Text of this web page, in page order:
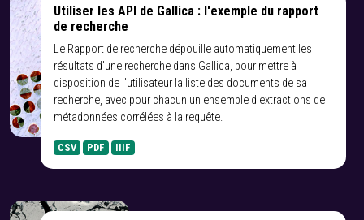
Utiliser les API de Gallica : l'exemple du rapport
de recherche
Le Rapport de recherche dépouille automatiquement les
résultats d'une recherche dans Gallica, pour mettre à
disposition de l'utilisateur la liste des documents de sa
recherche, avec pour chacun un ensemble d'extractions de
métadonnées corrélées à la requête.
CSV PDF IIIF